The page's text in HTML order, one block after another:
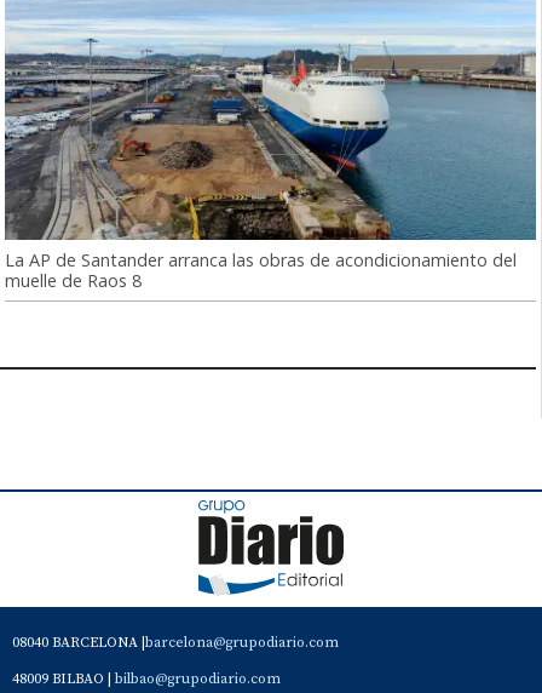
La AP de Santander arranca las obras de acondicionamiento del
muelle de Raos 8
08040 BARCELONA | barcelona@grupodiario.com
48009 BILBAO | bilbao@grupodiario.com